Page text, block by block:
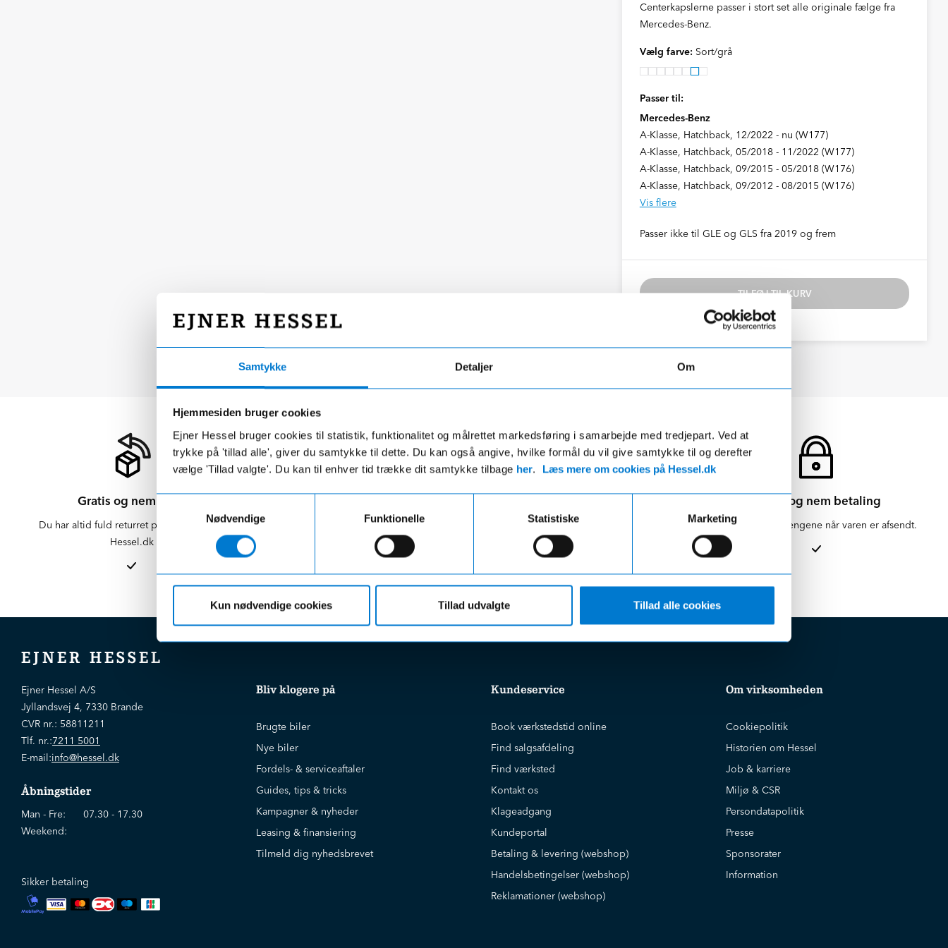
Samtykke Detaljer Om
Hjemmesiden bruger cookies
Ejner Hessel bruger cookies til statistik, funktionalitet og målrettet markedsføring i samarbejde med tredjepart. Ved at
trykke på 'tillad alle', giver du samtykke til dette. Du kan også angive, hvilke formål du vil give samtykke til og derefter
vælge 'Tillad valgte'. Du kan til enhver tid trække dit samtykke tilbage her. Læs mere om cookies på Hessel.dk
Nødvendige
Funktionelle Statistiske Marketing
Kun nødvendige cookies Tillad udvalgte Tillad alle cookies
Centerkapslerne passer i stort set alle originale fælge fra
Mercedes-Benz.
Vælg farve: Sort/grå
Passer til:
Mercedes-Benz
A-Klasse, Hatchback, 12/2022 - nu (W177)
A-Klasse, Hatchback, 05/2018 - 11/2022 (W177)
A-Klasse, Hatchback, 09/2015 - 05/2018 (W176)
A-Klasse, Hatchback, 09/2012 - 08/2015 (W176)
Vis flere
Passer ikke til GLE og GLS fra 2019 og frem
TILFØJ TIL KURV
Gratis og nem retur
Du har altid fuld returret på varer købt på
Hessel.dk
Der er altid fri fragt på ordre over 599,- og der
er altid gratis afhentning i en af vores
afdelinger uanset beløbet på din ordre
VI leverer de fleste varer inden for 1-3
hverdage
Sikker og nem betaling
Vi hæver først pengene når varen er afsendt.
EJNER HESSEL
Ejner Hessel A/S
Jyllandsvej 4, 7330 Brande
CVR nr.: 58811211
Tlf. nr.:7211 5001
E-mail:info@hessel.dk
Åbningstider
Man - Fre:
07.30 - 17.30
Weekend:
Sikker betaling
Bliv klogere på
Brugte biler
Nye biler
Fordels- & serviceaftaler
Guides, tips & tricks
Kampagner & nyheder
Leasing & finansiering
Tilmeld dig nyhedsbrevet
Kundeservice
Book værkstedstid online
Find salgsafdeling
Find værksted
Kontakt os
Klageadgang
Kundeportal
Betaling & levering (webshop)
Handelsbetingelser (webshop)
Reklamationer (webshop)
Om virksomheden
Cookiepolitik
Historien om Hessel
Job & karriere
Miljø & CSR
Persondatapolitik
Presse
Sponsorater
Information